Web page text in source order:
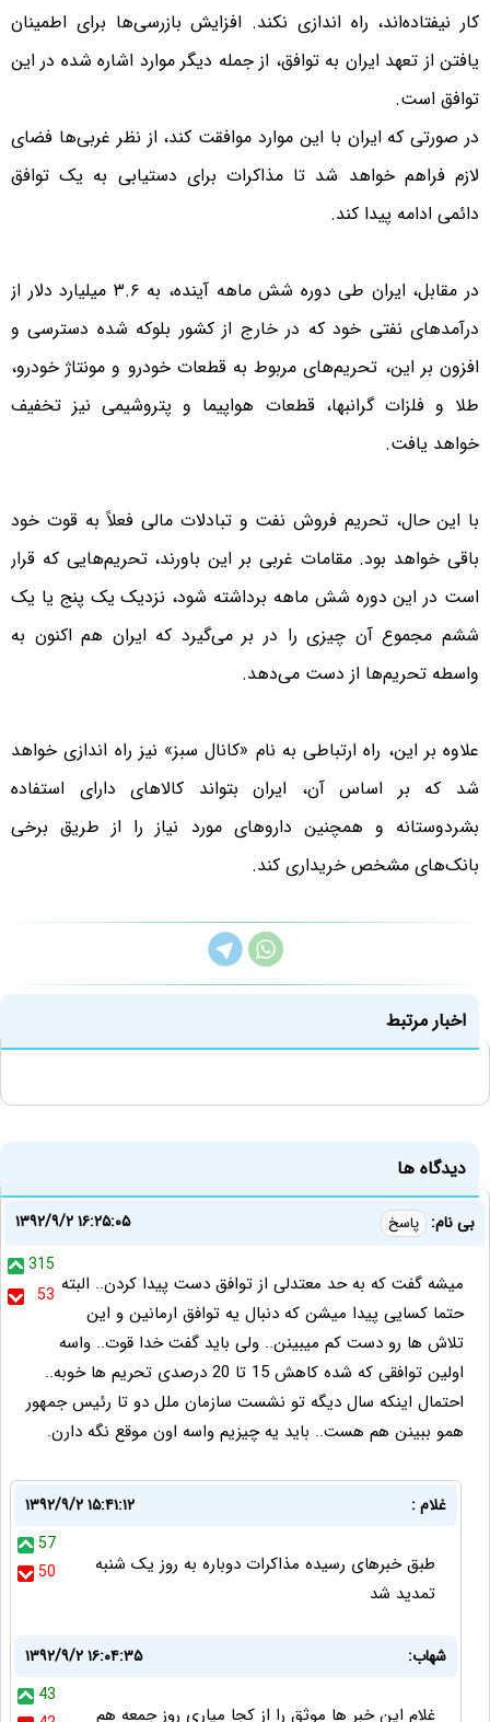
کار نیفتاده‌اند، راه اندازی نکند. افزایش بازرسی‌ها برای اطمینان
یافتن از تعهد ایران به توافق، از جمله دیگر موارد اشاره شده در این
توافق است.
در صورتی که ایران با این موارد موافقت کند، از نظر غربی‌ها فضای
لازم فراهم خواهد شد تا مذاکرات برای دستیابی به یک توافق
دائمی ادامه پیدا کند.
در مقابل، ایران طی دوره شش ماهه آینده، به ۳.‌۶ میلیارد دلار از
درآمدهای نفتی خود که در خارج از کشور بلوکه شده دسترسی ‌و
افزون بر این، تحریم‌های مربوط به قطعات خودرو و مونتاژ خودرو،
طلا و فلزات گرانبها، قطعات هواپیما و پتروشیمی نیز تخفیف
خواهد یافت.
با این حال، تحریم فروش نفت و تبادلات مالی فعلاً به قوت خود
باقی خواهد بود. مقامات غربی بر این باورند، تحریم‌هایی که قرار
است در این دوره شش ماهه برداشته شود، نزدیک یک پنج یا یک
ششم مجموع آن چیزی را در بر می‌گیرد که ایران هم اکنون به
واسطه تحریم‌ها از دست می‌دهد.
علاوه بر این، راه‌ ارتباطی ‌به نام «کانال سبز» نیز راه اندازی خواهد
شد که بر اساس آن، ایران بتواند کالاهای دارای استفاده
بشر‌دوستانه و همچنین داروهای مورد نیاز را از طریق برخی
بانک‌های مشخص خریداری کند.
اخبار مرتبط
دیدگاه ها
بی نام: پاسخ
۱۳۹۲/۹/۲ ۱۶:۲۵:۰۵
315
53 میشه گفت که به حد معتدلی از توافق دست پیدا کردن.. البته
حتما کسایی پیدا میشن که دنبال یه توافق ارمانین و این
تلاش ها رو دست کم میبینن.. ولی باید گفت خدا قوت.. واسه
اولین توافقی که شده کاهش 15 تا 20 درصدی تحریم ها خوبه..
احتمال اینکه سال دیگه تو نشست سازمان ملل دو تا رئیس جمهور
همو ببینن هم هست.. باید یه چیزیم واسه اون موقع نگه دارن.
غلام :
۱۳۹۲/۹/۲ ۱۵:۴۱:۱۲
57
50
طبق خبرهای رسیده مذاکرات دوباره به روز یک شنبه
تمدید شد
شهاب:
۱۳۹۲/۹/۲ ۱۶:۰۴:۳۵
43
غلام این خبر ها موثق را از کجا میاری روز جمعه هم